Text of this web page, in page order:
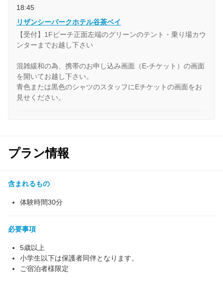
18:45
リザンシーパークホテル谷茶ベイ
【受付】1Fビーチ正面左端のグリーンのテント・乗り場カウ
ンターまでお越し下さい
混雑緩和の為、携帯のお申し込み画面（E‐チケット）の画面
を開いてお越し下さい。
青色または黒色のシャツのスタッフにEチケットの画面をお
見せください。
プラン情報
含まれるもの
体験時間30分
必要事項
5歳以上
小学生以下は保護者同伴となります。
ご宿泊者様限定